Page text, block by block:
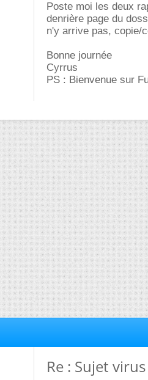
Poste moi les deux
denrière page du
n'y arrive pas, copie/
Bonne journée
Cyrrus
PS : Bienvenue sur
Re : Sujet